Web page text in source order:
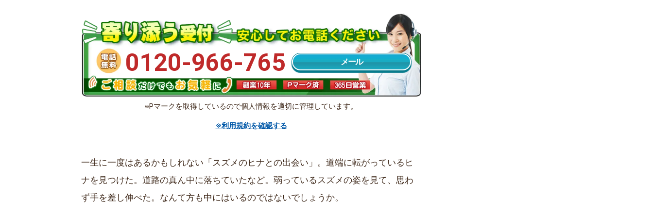
0120-966-765 メール
※Pマークを取得しているので個人情報を適切に管理しています。
※利用規約を確認する
一生に一度はあるかもしれない「スズメのヒナとの出会い」。道端に転がっているヒ
ナを見つけた。道路の真ん中に落ちていたなど。弱っているスズメの姿を見て、思わ
ず手を差し伸べた。なんて方も中にはいるのではないでしょうか。